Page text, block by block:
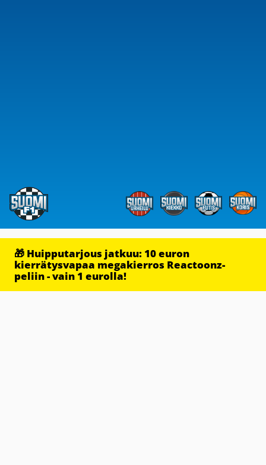
🎁 Huipputarjous jatkuu: 10 euron
kierrätysvapaa megakierros Reactoonz-
peliin - vain 1 eurolla!